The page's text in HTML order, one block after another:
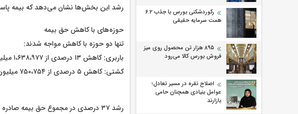
رکوردشکنی بورس با جذب ۶.۲
همت سرمایه حقیقی
۸۹۵ هزار تن محصول روی میز
فروش بورس کالا می‌‌رود
اصلاح نقره در مسیر تعادل؛
عوامل بنیادی همچنان حامی
بازارند
رشد این بخش‌ها نشان می‌دهد که بیمه
حوزه‌های با کاهش حق بیمه
تنها دو حوزه با کاهش مواجه شدند:
باربری: کاهش ۱۳ درصدی از ۱،۶۳۸،۹۷۷ میلیون ریال به ۱،۴۲۷،۳۲۸ میلیون ریال
کشتی: کاهش ۵ درصدی از ۷۵۰،۷۵۴ میلیون ریال به ۷۱۲،۳۰۴ میلیون ریال
رشد ۳۷ درصدی در مجموع حق بیمه صادره